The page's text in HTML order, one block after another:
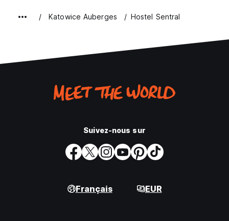
Katowice Auberges Hostel Sentral
Suivez-nous sur
Français EUR